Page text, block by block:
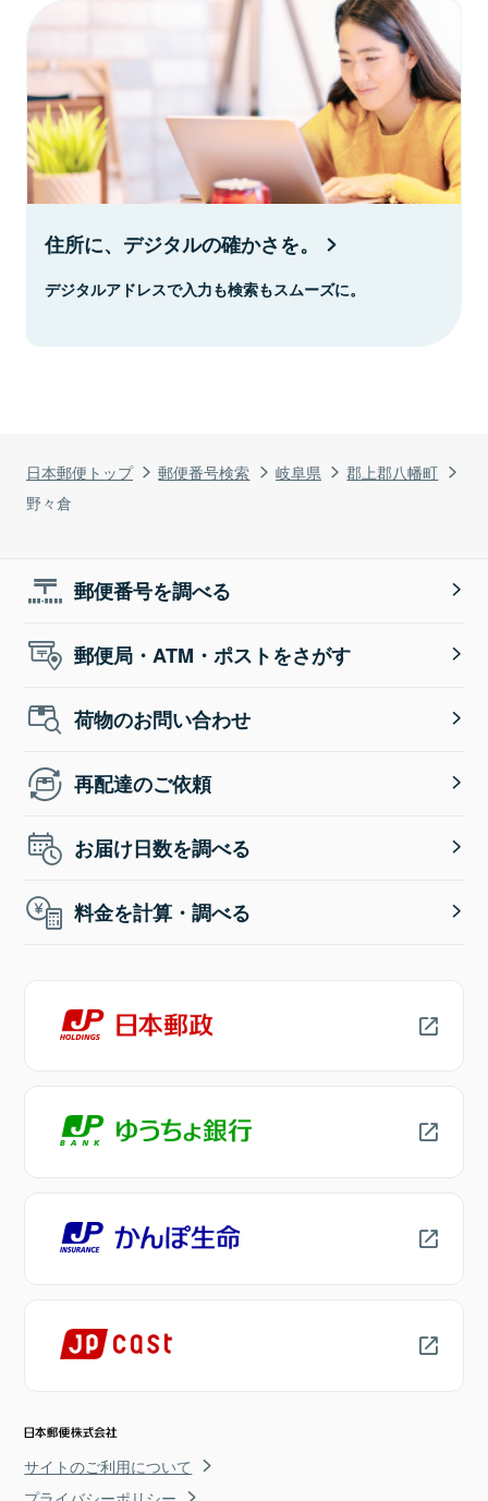
日本郵便トップ 郵便番号検索 岐阜県
郡上郡八幡町
野々倉
住所に、デジタルの確かさを。
デジタルアドレスで入力も検索もスムーズに。
郵便番号を調べる
郵便局・ATM・ポストをさがす
荷物のお問い合わせ
再配達のご依頼
お届け日数を調べる
料金を計算・調べる
サイトのご利用について